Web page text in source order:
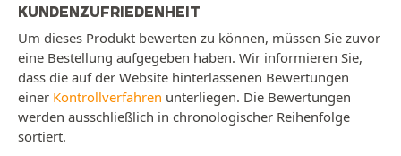
KUNDENZUFRIEDENHEIT
Um dieses Produkt bewerten zu können, müssen Sie zuvor
eine Bestellung aufgegeben haben. Wir informieren Sie,
dass die auf der Website hinterlassenen Bewertungen
einer Kontrollverfahren unterliegen. Die Bewertungen
werden ausschließlich in chronologischer Reihenfolge
sortiert.